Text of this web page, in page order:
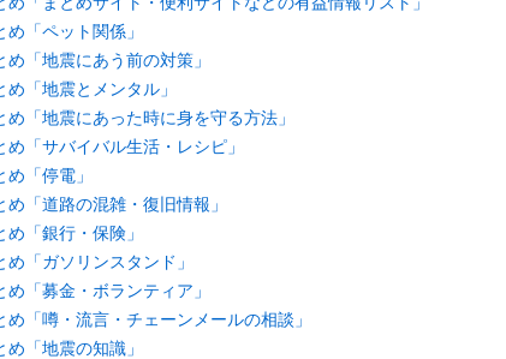
「ペット関係」
「地震にあう前の対策」
「地震とメンタル」
「地震にあった時に身を守る方法」
「サバイバル生活・レシピ」
「停電」
「道路の混雑・復旧情報」
「銀行・保険」
「ガソリンスタンド」
「募金・ボランティア」
「噂・流言・チェーンメールの相談」
「地震の知識」